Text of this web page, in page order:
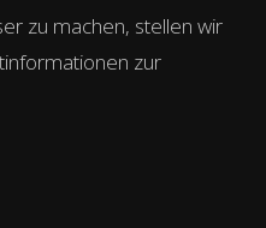
zu machen, stellen wir
zur